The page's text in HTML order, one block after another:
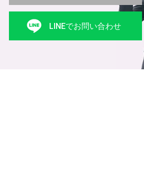
LINEでお問い合わせ